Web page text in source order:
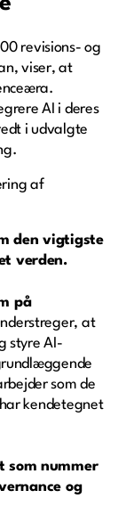
revisions- og
viser, at
AI i deres
i udvalgte
af
den vigtigste
verden.
på
at
styre AI-
som de
kendetegnet
som nummer
og